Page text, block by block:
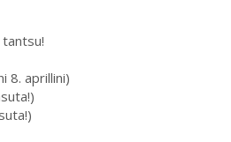
8. aprillini)